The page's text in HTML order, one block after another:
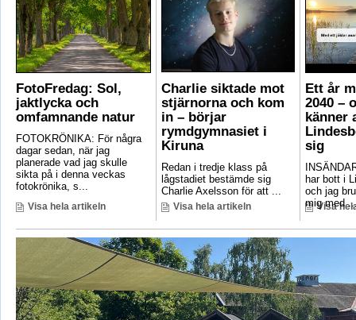
FotoFredag: Sol,
jaktlycka och
omfamnande natur
FOTOKRÖNIKA: För några
dagar sedan, när jag
planerade vad jag skulle
sikta på i denna veckas
fotokrönika, s...
Visa hela artikeln
Charlie siktade mot
stjärnorna och kom
in – börjar
rymdgymnasiet i
Kiruna
Redan i tredje klass på
lågstadiet bestämde sig
Charlie Axelsson för att ...
Visa hela artikeln
Ett år
2040 –
känner
sig
har bott i
och jag
mig med
Visa